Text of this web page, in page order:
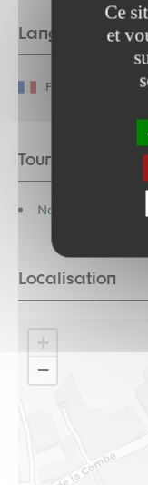
Ce
et
Langues
Français
Tourisme
Non accessible
Localisation
+
−